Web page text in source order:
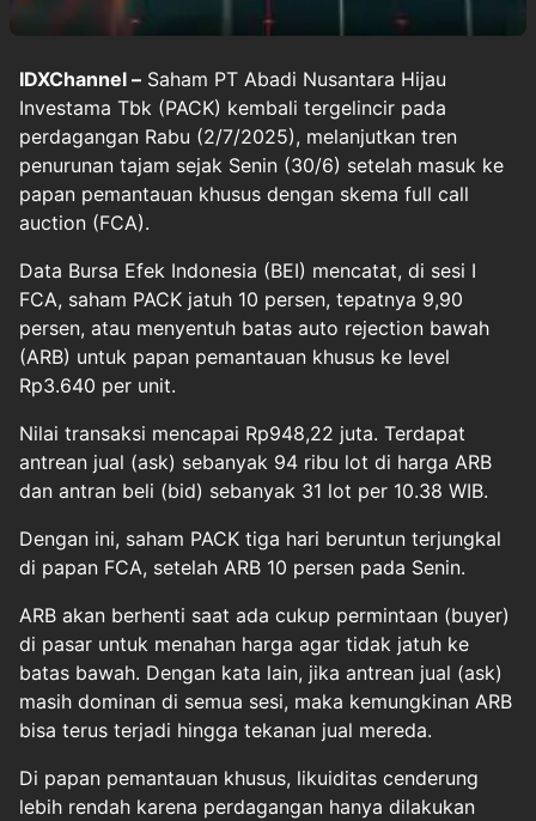
IDXChannel – Saham PT Abadi Nusantara Hijau
Investama Tbk (PACK) kembali tergelincir pada
perdagangan Rabu (2/7/2025), melanjutkan tren
penurunan tajam sejak Senin (30/6) setelah masuk ke
papan pemantauan khusus dengan skema full call
auction (FCA).
Data Bursa Efek Indonesia (BEI) mencatat, di sesi I
FCA, saham PACK jatuh 10 persen, tepatnya 9,90
persen, atau menyentuh batas auto rejection bawah
(ARB) untuk papan pemantauan khusus ke level
Rp3.640 per unit.
Nilai transaksi mencapai Rp948,22 juta. Terdapat
antrean jual (ask) sebanyak 94 ribu lot di harga ARB
dan antran beli (bid) sebanyak 31 lot per 10.38 WIB.
Dengan ini, saham PACK tiga hari beruntun terjungkal
di papan FCA, setelah ARB 10 persen pada Senin.
ARB akan berhenti saat ada cukup permintaan (buyer)
di pasar untuk menahan harga agar tidak jatuh ke
batas bawah. Dengan kata lain, jika antrean jual (ask)
masih dominan di semua sesi, maka kemungkinan ARB
bisa terus terjadi hingga tekanan jual mereda.
Di papan pemantauan khusus, likuiditas cenderung
lebih rendah karena perdagangan hanya dilakukan